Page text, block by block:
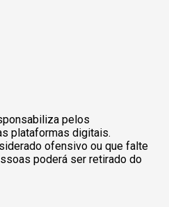
pelos
plataformas digitais.
ofensivo ou que falte
poderá ser retirado do